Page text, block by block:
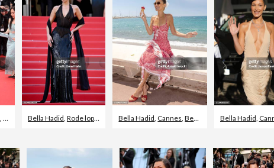
Saint LaurentBella Hadid Rode loper evenement ,2024
Bella Hadid Cannes ,Beroemdheden gespot Bella Hadid